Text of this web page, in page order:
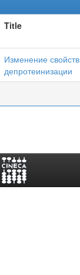
Title
Изменение
депротеинизации